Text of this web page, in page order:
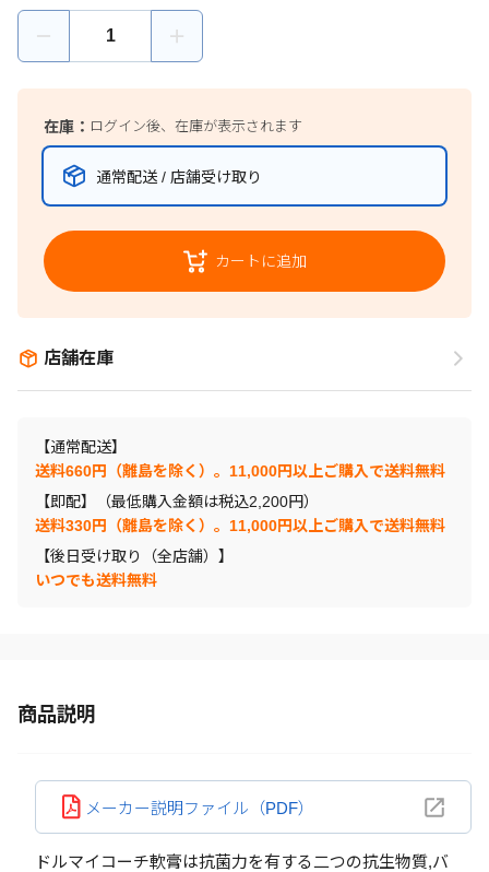
在庫： ログイン後、在庫が表示されます
通常配送 / 店舗受け取り
カートに追加
店舗在庫
【通常配送】
送料660円（離島を除く）。11,000円以上ご購入で送料無料
【即配】（最低購入金額は税込2,200円）
送料330円（離島を除く）。11,000円以上ご購入で送料無料
【後日受け取り（全店舗）】
いつでも送料無料
商品説明
メーカー説明ファイル（PDF）
ドルマイコーチ軟膏は抗菌力を有する二つの抗生物質,バ